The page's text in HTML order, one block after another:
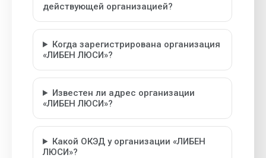
действующей организацией?
Когда зарегистрирована организация
«ЛИБЕН ЛЮСИ»?
Известен ли адрес организации
«ЛИБЕН ЛЮСИ»?
Какой ОКЭД у организации «ЛИБЕН
ЛЮСИ»?